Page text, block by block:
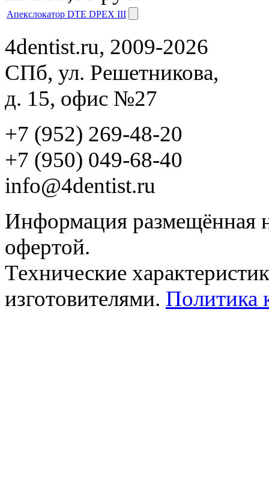
Апекслокатор DTE DPEX III
4dentist.ru, 2009-2026
СПб, ул. Решетникова,
д. 15, офис №27
+7 (952) 269-48-20
‪+7 (950) 049-68-40
info@4dentist.ru
Информация размещённая
офертой.
Технические
изготовителями. Политика